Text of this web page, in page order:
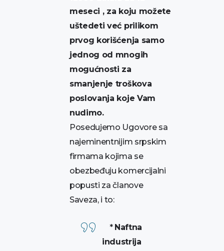
meseci , za koju možete
uštedeti već prilikom
prvog korišćenja samo
jednog od mnogih
mogućnosti za
smanjenje troškova
poslovanja koje Vam
nudimo.
Posedujemo Ugovore sa
najeminentnijim srpskim
firmama kojima se
obezbeđuju komercijalni
popusti za članove
Saveza, i to:
* Naftna
industrija